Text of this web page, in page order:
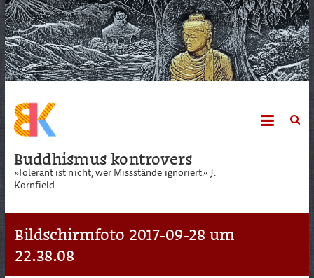
Skip
to
content
Buddhismus kontrovers
»Tolerant ist nicht, wer Missstände ignoriert.« J.
Kornfield
Bildschirmfoto 2017-09-28 um
22.38.08